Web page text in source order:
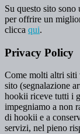
Su questo sito
per offrire un
clicca qui.
Privacy Policy
Come molti altri siti
sito (segnalazione
hookii riceve tutti i
impegniamo a non
di hookii e a
servizi, nel pieno